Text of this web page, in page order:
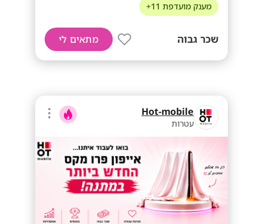
מענק מועדפת 11+
שכר גבוה מתאים לי
Hot-mobile
עטרות